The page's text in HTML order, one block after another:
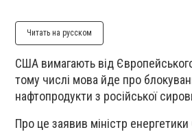
Читать на русском
США вимагають від
тому числі мова йде про
нафтопродукти з російської
Про це заявив міністр